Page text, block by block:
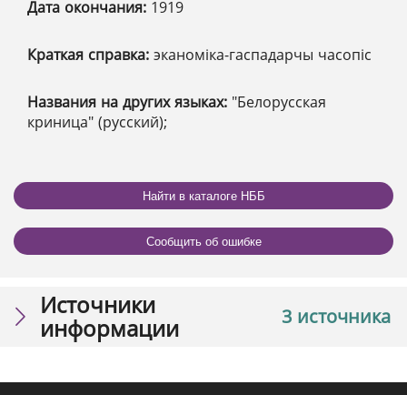
Дата окончания: 1919
Краткая справка: эканоміка-гаспадарчы часопіс
Названия на других языках: "Белорусская
криница" (русский);
Найти в каталоге НББ
Сообщить об ошибке
3 источника
Источники
информации